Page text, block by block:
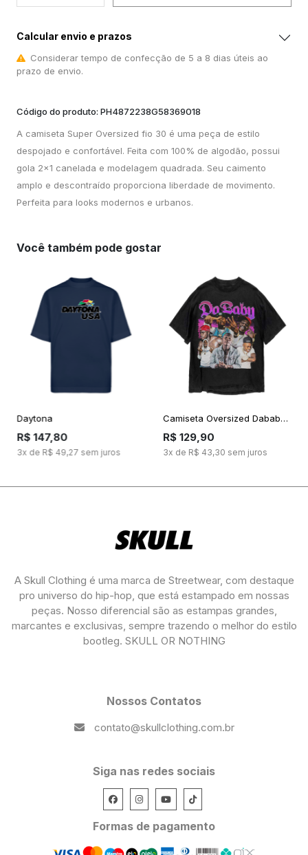
Calcular envio e prazos
Considerar tempo de confecção de 5 a 8 dias úteis ao
prazo de envio.
Código do produto: PH4872238G58369018
A camiseta Super Oversized fio 30 é uma peça de estilo
despojado e confortável. Feita com 100% de algodão, possui
gola 2x1 canelada e modelagem quadrada. Seu caimento
amplo e descontraído proporciona liberdade de movimento.
Perfeita para looks modernos e urbanos.
Você também pode gostar
Daytona
R$ 147,80
3x de R$ 49,27 sem juros
Camiseta Oversized Dababy Ii Bootleg
R$ 129,90
3x de R$ 43,30 sem juros
A Skull Clothing é uma marca de Streetwear, com destaque
pro universo do hip-hop, que está estampado em nossas
peças. Nosso diferencial são as estampas grandes,
marcantes e exclusivas, sempre trazendo o melhor do estilo
bootleg. SKULL OR NOTHING
Nossos Contatos
contato@skullclothing.com.br
Siga nas redes sociais
Formas de pagamento